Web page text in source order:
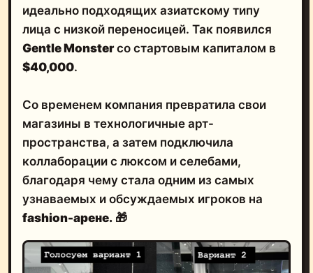
идеально подходящих азиатскому типу
лица с низкой переносицей. Так появился
Gentle Monsterсо стартовым капиталом в
$40,000.
Со временем компания превратила свои
магазины в технологичные арт-
пространства, а затем подключила
коллаборации с люксом и селебами,
благодаря чему стала одним из самых
узнаваемых и обсуждаемых игроков на
fashion-арене. 🎁